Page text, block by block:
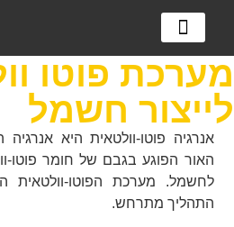
מערכת פוטו
לייצור חשמל
אנרגיה פוטו-וולטאית היא
האור הפוגע בגבם של חומר פוטו-
לחשמל. מערכת הפוטו-וולטאית
התהליך מתרחש.